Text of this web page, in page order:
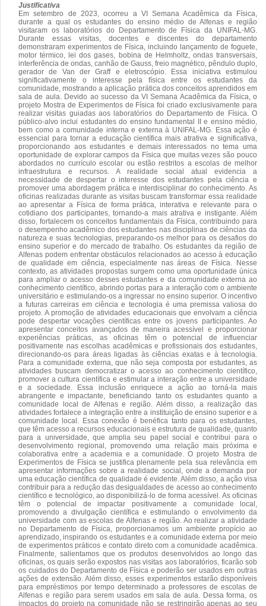
Justificativa
Em setembro de 2023, ocorreu a VI Semana Acadêmica da Física,
durante a qual os estudantes do ensino médio de Alfenas e região
visitaram os laboratórios do Departamento de Física da UNIFAL-MG.
Durante essas visitas, docentes e discentes do departamento
demonstraram experimentos de Física, incluindo lançamento de foguete,
motor térmico, lei dos gases, bobina de Helmholtz, ondas transversais,
interferência de ondas, canhão de Gauss, freio magnético, pêndulo duplo,
gerador de Van der Graff e eletroscópio. Essa iniciativa estimulou
significativamente o interesse pela física entre os estudantes da
comunidade, mostrando a aplicação prática dos conceitos aprendidos em
sala de aula. Devido ao sucesso da VI Semana Acadêmica da Física, o
projeto Mostra de Experimentos de Física foi criado exclusivamente para
realizar visitas guiadas aos laboratórios do Departamento de Física. O
público-alvo inclui estudantes do ensino fundamental II e ensino médio,
bem como a comunidade interna e externa à UNIFAL-MG. Essa ação é
essencial para tornar a educação científica mais atrativa e significativa,
proporcionando aos estudantes e demais interessados no tema uma
oportunidade de explorar campos da Física que muitas vezes são pouco
abordados no currículo escolar ou estão restritos a escolas de melhor
infraestrutura e recursos. A realidade social atual evidencia a
necessidade de despertar o interesse dos estudantes pela ciência e
promover uma abordagem prática e interdisciplinar do conhecimento. As
oficinas realizadas durante as visitas buscam transformar essa realidade
ao apresentar a Física de forma prática, interativa e relevante para o
cotidiano dos participantes, tornando-a mais atrativa e instigante. Além
disso, fortalecem os conceitos fundamentais da Física, contribuindo para
o desempenho acadêmico dos estudantes nas disciplinas de ciências da
natureza e suas tecnologias, preparando-os melhor para os desafios do
ensino superior e do mercado de trabalho. Os estudantes da região de
Alfenas podem enfrentar obstáculos relacionados ao acesso à educação
de qualidade em ciência, especialmente nas áreas de Física. Nesse
contexto, as atividades propostas surgem como uma oportunidade única
para ampliar o acesso desses estudantes e da comunidade externa ao
conhecimento científico, abrindo portas para a interação com o ambiente
universitário e estimulando-os a ingressar no ensino superior. O incentivo
a futuras carreiras em ciência e tecnologia é uma premissa valiosa do
projeto. A promoção de atividades educacionais que envolvam a ciência
pode despertar vocações científicas entre os jovens participantes. Ao
apresentar conceitos avançados de maneira acessível e proporcionar
experiências práticas, as oficinas têm o potencial de influenciar
positivamente nas escolhas acadêmicas e profissionais dos estudantes,
direcionando-os para áreas ligadas às ciências exatas e à tecnologia.
Para a comunidade externa, que não seja composta por estudantes, as
atividades buscam democratizar o acesso ao conhecimento científico,
promover a cultura científica e estimular a interação entre a universidade
e a sociedade. Essa inclusão enriquece a ação ao torná-la mais
abrangente e impactante, beneficiando tanto os estudantes quanto a
comunidade local de Alfenas e região. Além disso, a realização das
atividades fortalece a integração entre a instituição de ensino superior e a
comunidade local. Essa conexão é benéfica tanto para os estudantes,
que têm acesso a recursos educacionais e estrutura de qualidade, quanto
para a universidade, que amplia seu papel social e contribui para o
desenvolvimento regional, promovendo uma relação mais próxima e
colaborativa entre a academia e a comunidade. O projeto Mostra de
Experimentos de Física se justifica plenamente pela sua relevância em
apresentar informações sobre a realidade social, onde a demanda por
uma educação científica de qualidade é evidente. Além disso, a ação visa
contribuir para a redução das desigualdades de acesso ao conhecimento
científico e tecnológico, ao disponibilizá-lo de forma acessível. As oficinas
têm o potencial de impactar positivamente a comunidade local,
promovendo a divulgação científica e estimulando o envolvimento da
universidade com as escolas de Alfenas e região. Ao realizar a atividade
no Departamento de Física, proporcionamos um ambiente propício ao
aprendizado, inspirando os estudantes e a comunidade externa por meio
de experimentos práticos e contato direto com a comunidade acadêmica.
Finalmente, salientamos que os produtos desenvolvidos ao longo das
oficinas, os quais serão expostos nas visitas aos laboratórios, ficarão sob
os cuidados do Departamento de Física e poderão ser usados em outras
ações de extensão. Além disso, esses experimentos estarão disponíveis
para empréstimos por tempo determinado a professores de escolas de
Alfenas e região para serem usados em sala de aula. Dessa forma, os
impactos do projeto na comunidade não se restringirão apenas ao seu